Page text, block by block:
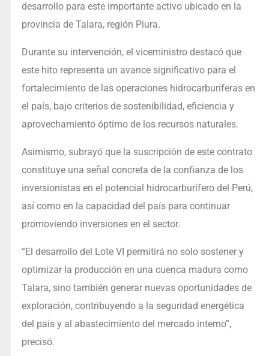
desarrollo para este importante activo ubicado en la
provincia de Talara, región Piura.
Durante su intervención, el viceministro destacó que
este hito representa un avance significativo para el
fortalecimiento de las operaciones hidrocarburíferas en
el país, bajo criterios de sostenibilidad, eficiencia y
aprovechamiento óptimo de los recursos naturales.
Asimismo, subrayó que la suscripción de este contrato
constituye una señal concreta de la confianza de los
inversionistas en el potencial hidrocarburífero del Perú,
así como en la capacidad del país para continuar
promoviendo inversiones en el sector.
“El desarrollo del Lote VI permitirá no solo sostener y
optimizar la producción en una cuenca madura como
Talara, sino también generar nuevas oportunidades de
exploración, contribuyendo a la seguridad energética
del país y al abastecimiento del mercado interno”,
precisó.